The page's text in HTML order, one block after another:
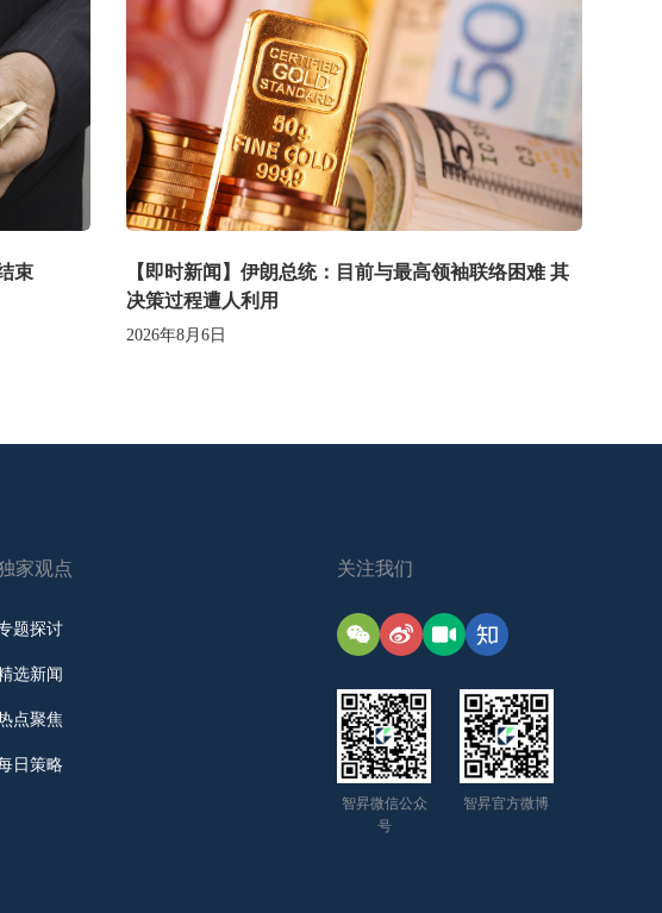
束
【即时新闻】伊朗总统：目前与最高领袖联络困难 其
决策过程遭人利用
2026年8月6日
家观点
题探讨
选新闻
点聚焦
日策略
关注我们
智昇微信公众
号
智昇官方微博